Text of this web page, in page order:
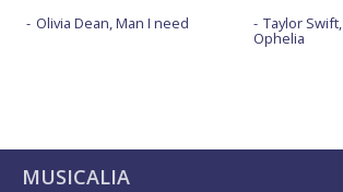
Olivia Dean, Man I need Taylor
Ophelia
MUSICALIA